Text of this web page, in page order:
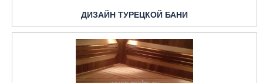
ДИЗАЙН ТУРЕЦКОЙ БАНИ